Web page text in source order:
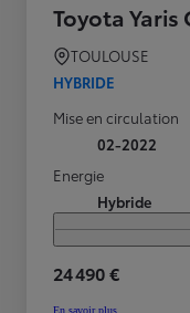
Toyota Yaris
TOULOUSE
HYBRIDE
Mise en circulation
02-2022
Energie
Hybride
24 490 €
En savoir plus